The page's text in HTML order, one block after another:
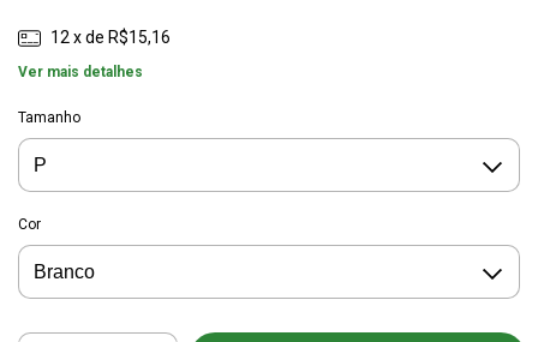
12 x de R$15,16
Ver mais detalhes
Tamanho
Cor